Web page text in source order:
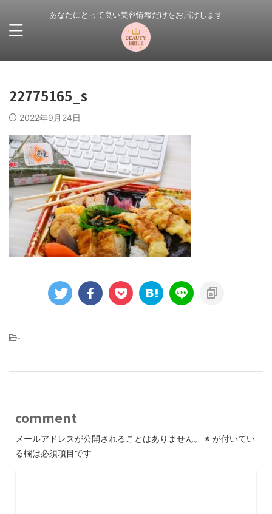
あなたにとって良い美容情報だけをお届けします
22775165_s
2022年9月24日
-
comment
メールアドレスが公開されることはありません。 ※ が付いてい
る欄は必須項目です